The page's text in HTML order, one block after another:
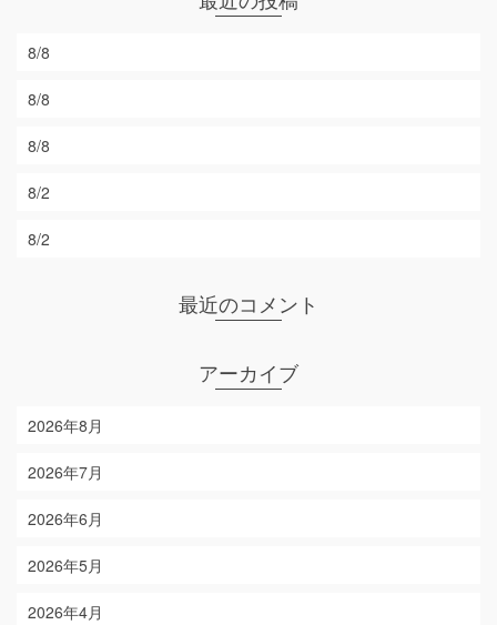
8/8
8/8
8/8
8/2
8/2
最近のコメント
アーカイブ
2026年8月
2026年7月
2026年6月
2026年5月
2026年4月